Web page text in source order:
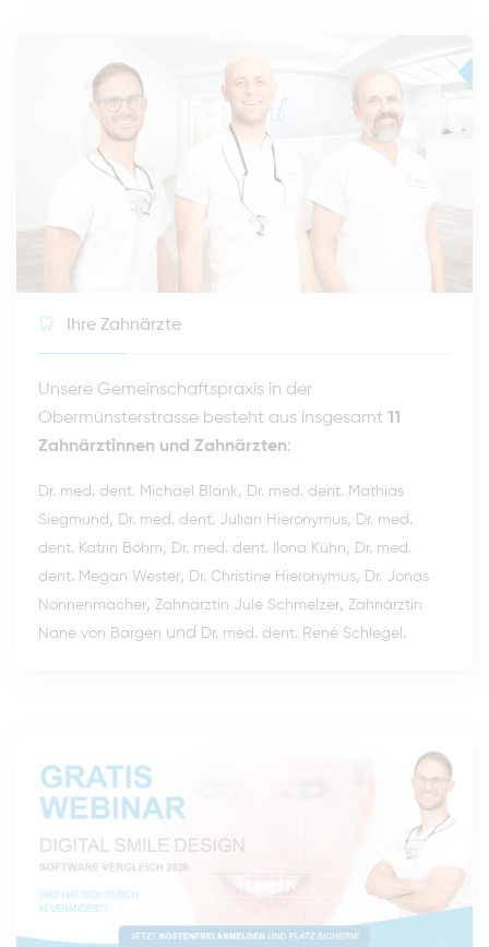
Ihre Zahnärzte
Unsere Gemeinschaftspraxis in der
Obermünsterstrasse besteht aus insgesamt 11
Zahnärztinnen und Zahnärzten:
Dr. med. dent. Michael Blank, Dr. med. dent. Mathias
Siegmund , Dr. med. dent. Julian Hieronymus, Dr. med.
dent. Katrin Böhm, Dr. med. dent. Ilona Kühn, Dr. med.
dent. Megan Wester, Dr. Christine Hieronymus, Dr. Jonas
Nonnenmacher, Zahnärztin Jule Schmelzer, Zahnärztin
Nane von Bargen und Dr. med. dent. René Schlegel .